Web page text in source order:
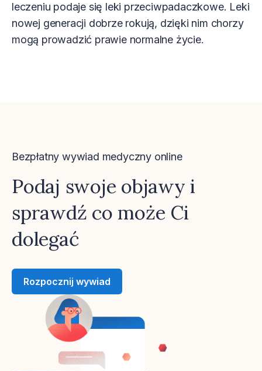
leczeniu podaje się leki przeciwpadaczkowe. Leki
nowej generacji dobrze rokują, dzięki nim chorzy
mogą prowadzić prawie normalne życie.
Bezpłatny wywiad medyczny online
Podaj swoje objawy i
sprawdź co może Ci
dolegać
Rozpocznij wywiad